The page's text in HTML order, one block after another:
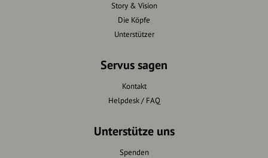
Story & Vision
Die Köpfe
Unterstützer
Servus sagen
Kontakt
Helpdesk / FAQ
Unterstütze uns
Spenden